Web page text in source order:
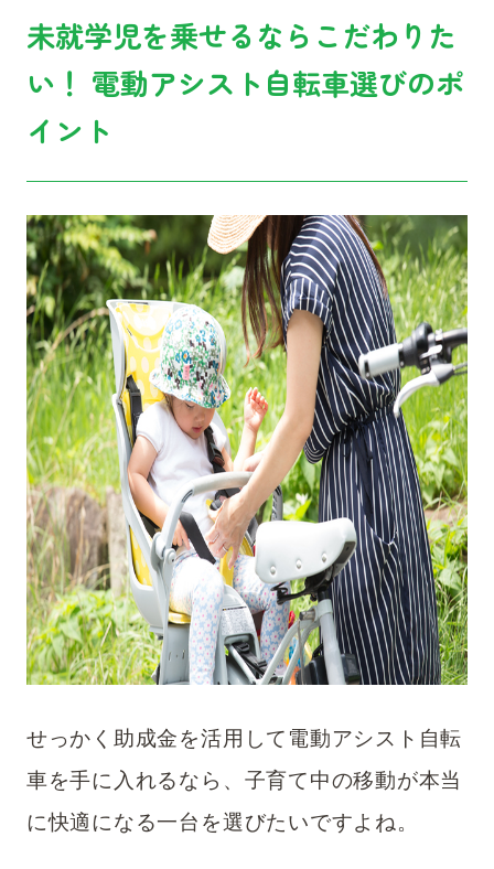
未就学児を乗せるならこだわりた
い！ 電動アシスト自転車選びのポ
イント
せっかく助成金を活用して電動アシスト自転
車を手に入れるなら、子育て中の移動が本当
に快適になる一台を選びたいですよね。